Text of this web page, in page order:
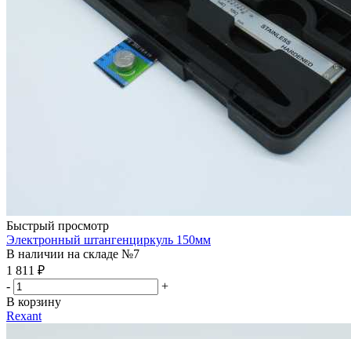
Быстрый просмотр
Электронный штангенциркуль 150мм
В наличии на складе №7
1 811 ₽
-
+
В корзину
Rexant